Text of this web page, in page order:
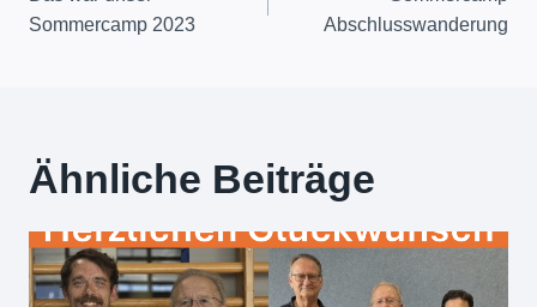
Sommercamp 2023
Abschlusswanderung
Ähnliche Beiträge